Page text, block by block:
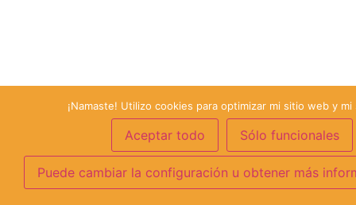
¡Namaste! Utilizo cookies para optimizar mi sitio web y mi
Aceptar todo Sólo funcionales
Puede cambiar la configuración u obtener más